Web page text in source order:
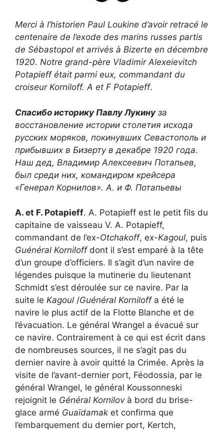
Merci à l’historien Paul Loukine d’avoir retracé le
centenaire de l’exode des marins russes partis
de Sébastopol et arrivés à Bizerte en décembre
1920. Notre grand-père Vladimir Alexeievitch
Potapieff était parmi eux, commandant du
croiseur Korniloff. A et F Potapieff.
Спасибо историку Павлу Лукинуза
восстановление истории столетия исхода
русских моряков, покинувших Севастополь и
прибывших в Бизерту в декабре 1920 года.
Наш дед, Владимир Алексеевич Потапьев,
был среди них, командиром крейсера
«Генерал Корнилов». А. и Ф. Потапьевы
A. et F. Potapieff. A. Potapieff est le petit fils du
capitaine de vaisseau V. A. Potapieff,
commandant de l’ex-Otchakoff, ex-Kagoul, puis
Guénéral Korniloffdont il s’est emparé à la tête
d’un groupe d’officiers. Il s’agit d’un navire de
légendes puisque la mutinerie du lieutenant
Schmidt s’est déroulée sur ce navire. Par la
suite le Kagoul /Guénéral Korniloffa été le
navire le plus actif de la Flotte Blanche et de
l’évacuation. Le général Wrangel a évacué sur
ce navire. Contrairement à ce qui est écrit dans
de nombreuses sources, il ne s’agit pas du
dernier navire à avoir quitté la Crimée. Après la
visite de l’avant-dernier port, Féodossia, par le
général Wrangel, le général Koussonneski
rejoignit le Général Kornilovà bord du brise-
glace armé Guaïdamak et confirma que
l’embarquement du dernier port, Kertch,